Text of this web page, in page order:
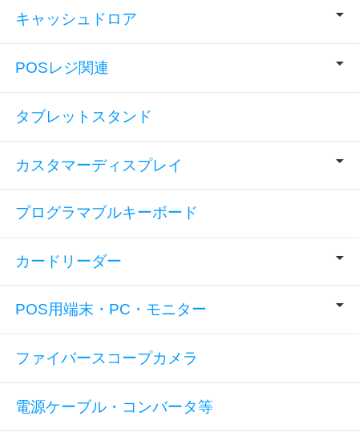
キャッシュドロア
POSレジ関連
タブレットスタンド
カスタマーディスプレイ
プログラマブルキーボード
カードリーダー
POS用端末・PC・モニター
ファイバースコープカメラ
電源ケーブル・コンバータ等